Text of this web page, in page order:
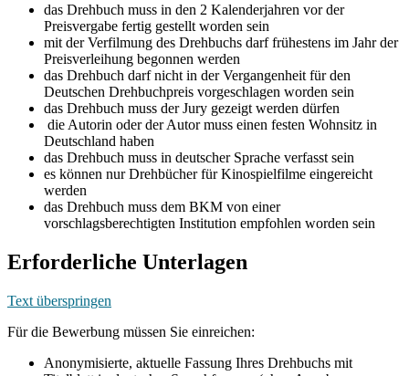
das Drehbuch muss in den 2 Kalenderjahren vor der
Preisvergabe fertig gestellt worden sein
mit der Verfilmung des Drehbuchs darf frühestens im Jahr der
Preisverleihung begonnen werden
das Drehbuch darf nicht in der Vergangenheit für den
Deutschen Drehbuchpreis vorgeschlagen worden sein
das Drehbuch muss der Jury gezeigt werden dürfen
die Autorin oder der Autor muss einen festen Wohnsitz in
Deutschland haben
das Drehbuch muss in deutscher Sprache verfasst sein
es können nur Drehbücher für Kinospielfilme eingereicht
werden
das Drehbuch muss dem BKM von einer
vorschlagsberechtigten Institution empfohlen worden sein
Erforderliche Unterlagen
Text überspringen
Für die Bewerbung müssen Sie einreichen:
Anonymisierte, aktuelle Fassung Ihres Drehbuchs mit